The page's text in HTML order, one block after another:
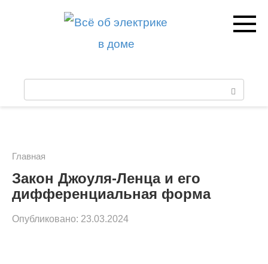
к
:
Главная
Закон Джоуля-Ленца и его
дифференциальная форма
Опубликовано: 23.03.2024